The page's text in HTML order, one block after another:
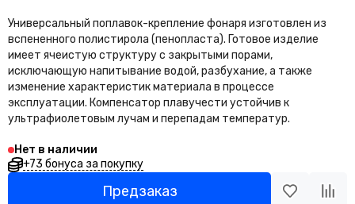
Линейки
Колобашка
Шейкеры
Свистки
Блокноты для записи под водой
Универсальный поплавок-крепление фонаря изготовлен из
вспененного полистирола (пенопласта). Готовое изделие
имеет ячеистую структуру с закрытыми порами,
исключающую напитывание водой, разбухание, а также
изменение характеристик материала в процессе
эксплуатации. Компенсатор плавучести устойчив к
ультрафиолетовым лучам и перепадам температур.
Нет в наличии
+73 бонуса за покупку
Предзаказ